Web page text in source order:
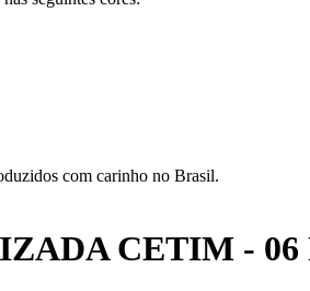
com carinho no Brasil.
CETIM - 06